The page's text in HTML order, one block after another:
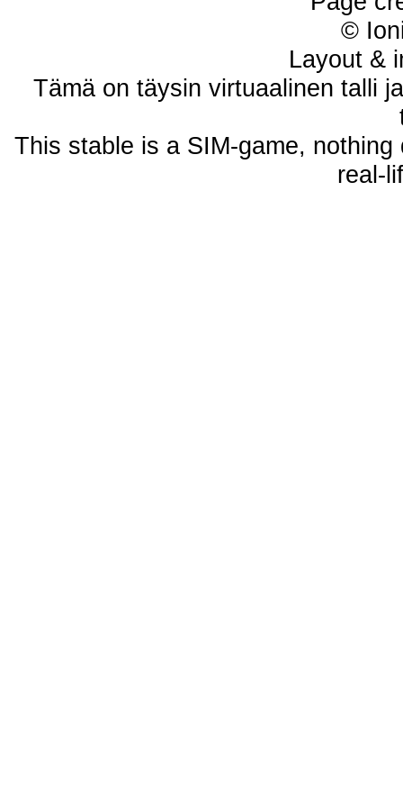
©
Layout &
Tämä on täysin virtuaalinen talli
This stable is a SIM-game,
real-